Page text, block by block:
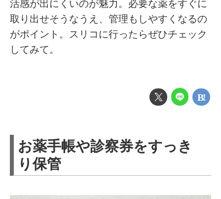
活感が出にくいのが魅力。必要な薬をすぐに
取り出せそうなうえ、管理もしやすくなるの
がポイント。スリコに行ったらぜひチェック
してみて。
お薬手帳や診察券をすっき
り保管